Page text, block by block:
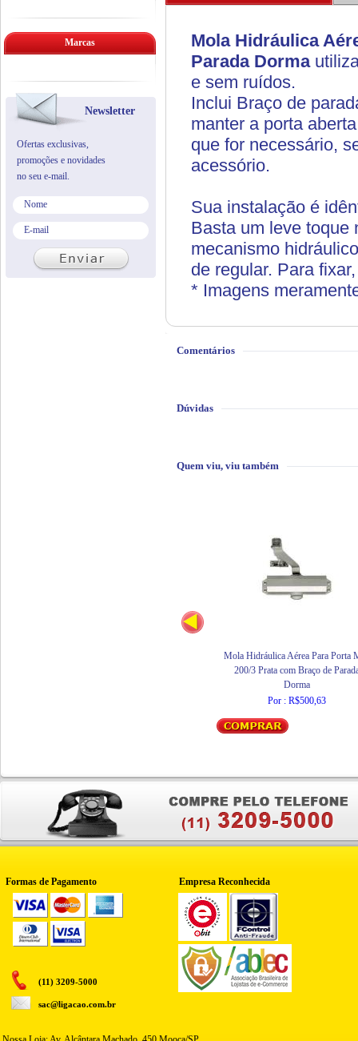
Mola Hidráulica
Parada Dorma
e sem ruídos.
Inclui Braço de
manter a porta
que for necessário,
acessório.
Sua instalação é
Basta um leve toque
mecanismo
de regular. Para
* Imagens
Comentários
Dúvidas
Quem viu, viu também
Mola Hidráulica Aérea Para Porta
200/3 Prata com Braço de
Dorma
Por : R$500,63
Marcas
Newsletter
Ofertas exclusivas,
promoções e novidades
no seu e-mail.
Formas de Pagamento Empresa Reconhecida
(11) 3209-5000
sac@ligacao.com.br